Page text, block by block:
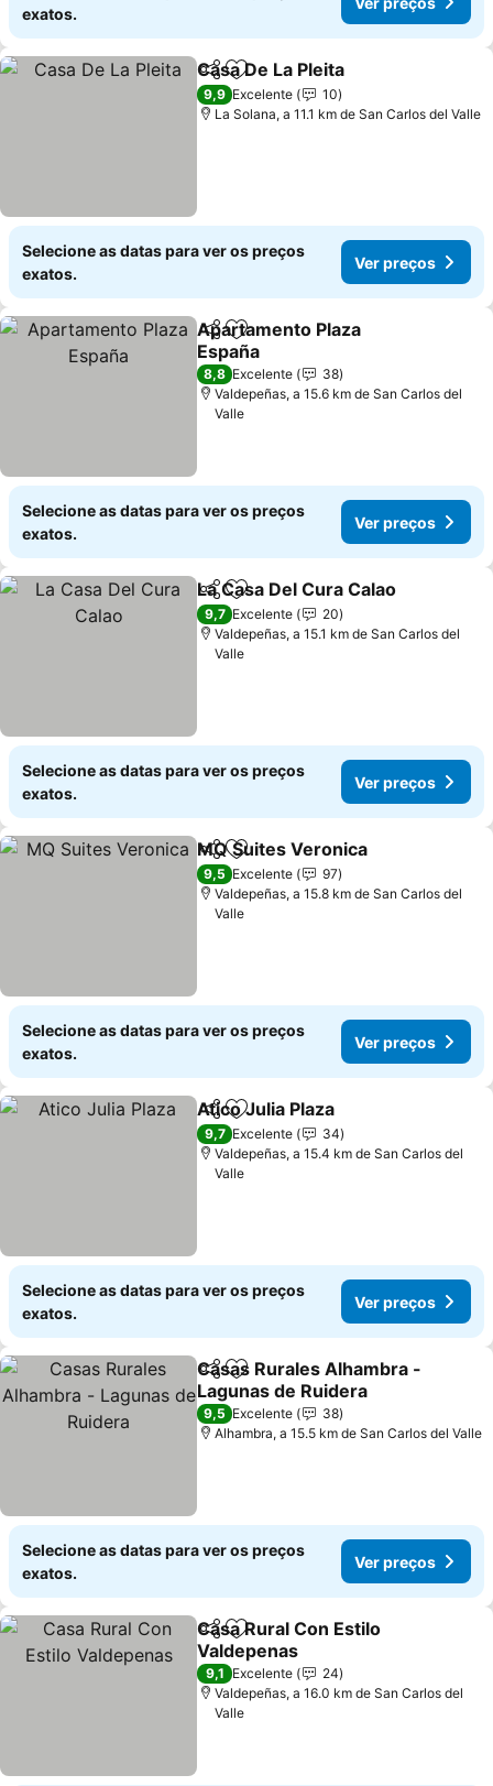
exatos.
PartilharAdicionar aos favoritos
Casa De La Pleita
9,9 Excelente
10
La Solana, a 11.1 km de San Carlos del Valle
Selecione as datas para ver os preços
exatos.
Ver preços
PartilharAdicionar aos favoritos
Apartamento Plaza
España
8,8 Excelente
38
Valdepeñas, a 15.6 km de San Carlos del
Valle
Selecione as datas para ver os preços
exatos.
Ver preços
PartilharAdicionar aos favoritos
La Casa Del Cura Calao
9,7 Excelente
20
Valdepeñas, a 15.1 km de San Carlos del
Valle
Selecione as datas para ver os preços
exatos.
Ver preços
PartilharAdicionar aos favoritos
MQ Suites Veronica
9,5 Excelente
97
Valdepeñas, a 15.8 km de San Carlos del
Valle
Selecione as datas para ver os preços
exatos.
Ver preços
PartilharAdicionar aos favoritos
Atico Julia Plaza
9,7 Excelente
34
Valdepeñas, a 15.4 km de San Carlos del
Valle
Selecione as datas para ver os preços
exatos.
Ver preços
PartilharAdicionar aos favoritos
Casas Rurales Alhambra -
Lagunas de Ruidera
9,5 Excelente
38
Alhambra, a 15.5 km de San Carlos del Valle
Selecione as datas para ver os preços
exatos.
Ver preços
PartilharAdicionar aos favoritos
Casa Rural Con Estilo
Valdepenas
9,1 Excelente
24
Valdepeñas, a 16.0 km de San Carlos del
Valle